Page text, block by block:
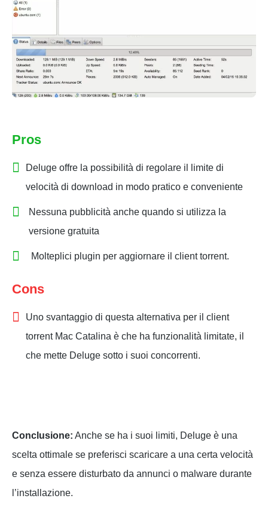
Pros
Deluge offre la possibilità di regolare il limite di
velocità di download in modo pratico e conveniente
Nessuna pubblicità anche quando si utilizza la
versione gratuita
Molteplici plugin per aggiornare il client torrent.
Cons
Uno svantaggio di questa alternativa per il client
torrent Mac Catalina è che ha funzionalità limitate, il
che mette Deluge sotto i suoi concorrenti.
Conclusione: Anche se ha i suoi limiti, Deluge è una
scelta ottimale se preferisci scaricare a una certa velocità
e senza essere disturbato da annunci o malware durante
l’installazione.